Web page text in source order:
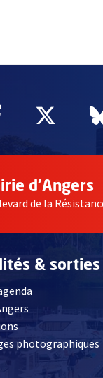
Facebook
, Ouvre ,
d'Angers
de la
& sorties
photographiques
une nouvelle